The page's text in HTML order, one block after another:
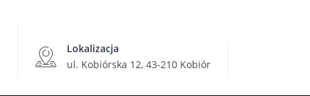
Lokalizacja
ul. Kobiórska 12, 43-210 Kobiór